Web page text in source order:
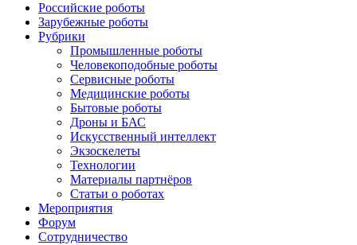
Российские роботы
Зарубежные роботы
Рубрики
Промышленные роботы
Человекоподобные роботы
Сервисные роботы
Медицинские роботы
Бытовые роботы
Дроны и БАС
Искусственный интеллект
Экзоскелеты
Технологии
Материалы партнёров
Статьи о роботах
Мероприятия
Форум
Сотрудничество